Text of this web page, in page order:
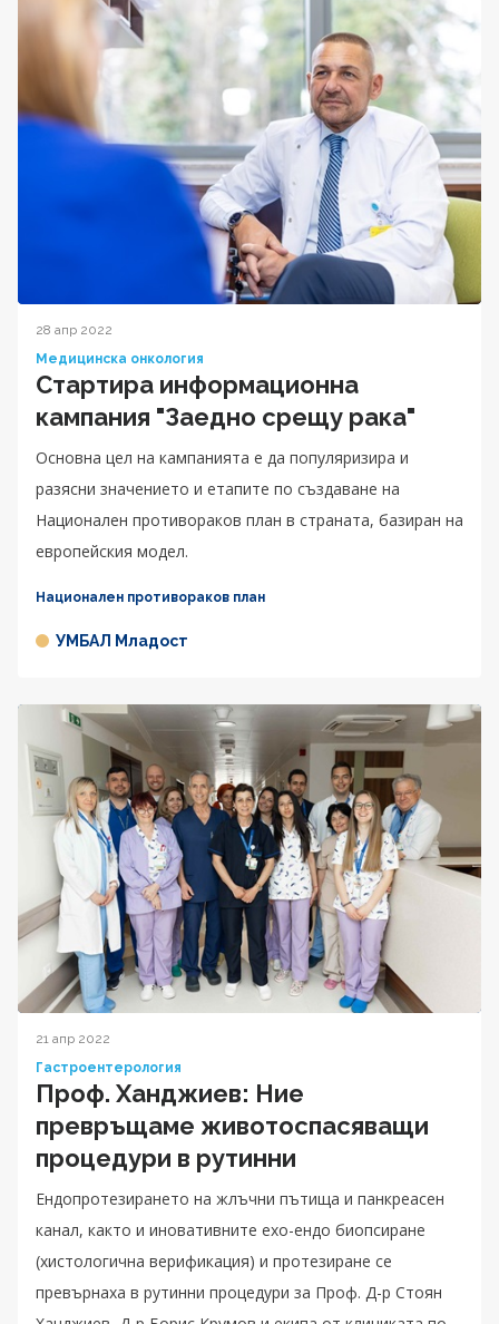
28 апр 2022
Медицинска онкология
Стартира информационна
кампания "Заедно срещу рака"
Основна цел на кампанията е да популяризира и
разясни значението и етапите по създаване на
Национален противораков план в страната, базиран на
европейския модел.
Национален противораков план
УМБАЛ Младост
21 апр 2022
Гастроентерология
Проф. Ханджиев: Ние
превръщаме животоспасяващи
процедури в рутинни
Ендопротезирането на жлъчни пътища и панкреасен
канал, както и иновативните ехо-ендо биопсиране
(хистологична верификация) и протезиране се
превърнаха в рутинни процедури за Проф. Д-р Стоян